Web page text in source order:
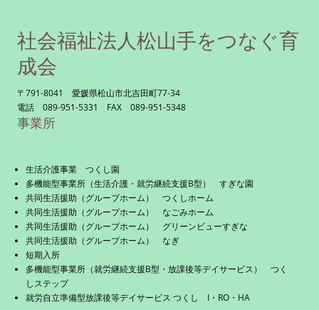
社会福祉法人松山手をつなぐ育
成会
〒791-8041 愛媛県松山市北吉田町77-34
電話 089-951-5331 FAX 089-951-5348
事業所
生活介護事業 つくし園
多機能型事業所（生活介護・就労継続支援B型） すぎな園
共同生活援助（グループホーム） つくしホーム
共同生活援助（グループホーム） なごみホーム
共同生活援助（グループホーム） グリーンビューすぎな
共同生活援助（グループホーム） なぎ
短期入所
多機能型事業所（就労継続支援B型・放課後等デイサービス） つく
しステップ
就労自立準備型放課後等デイサービス つくし I・RO・HA